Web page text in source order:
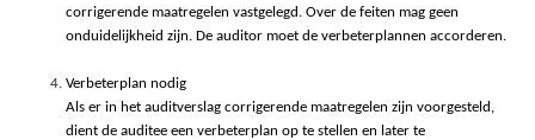
corrigerende maatregelen vastgelegd. Over de feiten mag geen
onduidelijkheid zijn. De auditor moet de verbeterplannen accorderen.
Verbeterplan nodig
Als er in het auditverslag corrigerende maatregelen zijn voorgesteld,
dient de auditee een verbeterplan op te stellen en later te